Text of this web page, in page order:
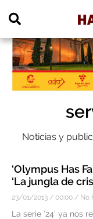
Noticias y
‘Olympus Has
‘La jungla de
23/01/2013 00:00 No
La serie ’24’ ya nos